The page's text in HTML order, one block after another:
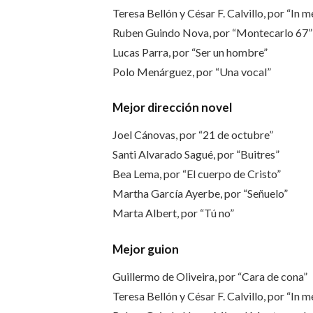
Teresa Bellón y César F. Calvillo, por “In
Ruben Guindo Nova, por “Montecarlo 67”
Lucas Parra, por “Ser un hombre”
Polo Menárguez, por “Una vocal”
Mejor dirección novel
Joel Cánovas, por “21 de octubre”
Santi Alvarado Sagué, por “Buitres”
Bea Lema, por “El cuerpo de Cristo”
Martha García Ayerbe, por “Señuelo”
Marta Albert, por “Tú no”
Mejor guion
Guillermo de Oliveira, por “Cara de cona”
Teresa Bellón y César F. Calvillo, por “In